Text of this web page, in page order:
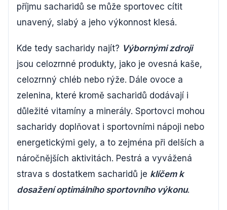
příjmu sacharidů se může sportovec cítit
unavený, slabý a jeho výkonnost klesá.
Kde tedy sacharidy najít? Výbornými zdroji
jsou celozrnné produkty, jako je ovesná kaše,
celozrnný chléb nebo rýže. Dále ovoce a
zelenina, které kromě sacharidů dodávají i
důležité vitamíny a minerály. Sportovci mohou
sacharidy doplňovat i sportovními nápoji nebo
energetickými gely, a to zejména při delších a
náročnějších aktivitách. Pestrá a vyvážená
strava s dostatkem sacharidů je klíčem k
dosažení optimálního sportovního výkonu.